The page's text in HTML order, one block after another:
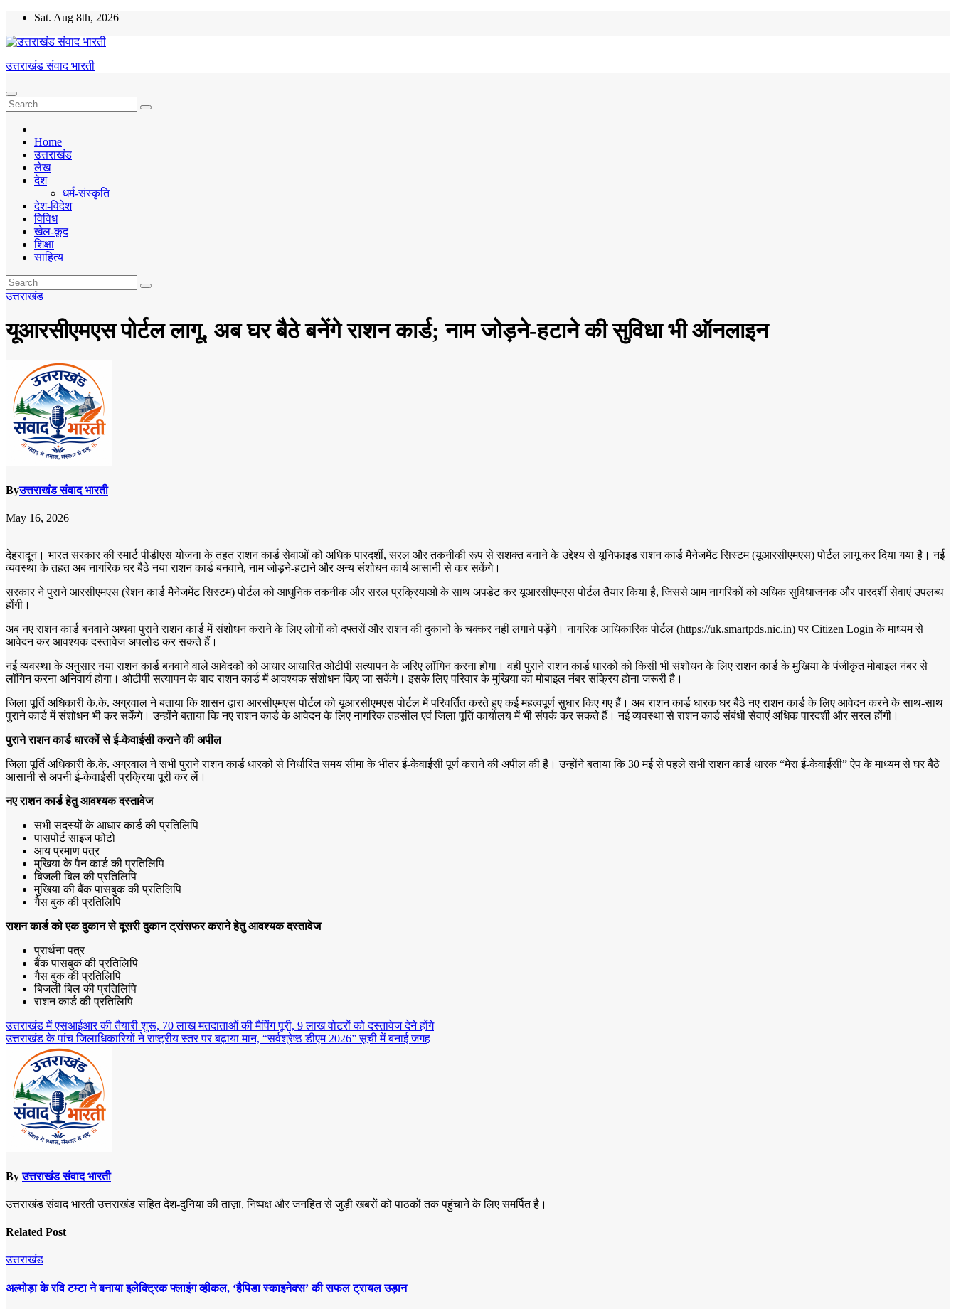
Skip
content
Sat. Aug 8th, 2026
उत्तराखंड संवाद भारती
Home
उत्तराखंड
लेख
देश
धर्म-संस्कृति
देश-विदेश
विविध
खेल-कूद
शिक्षा
साहित्य
उत्तराखंड
यूआरसीएमएस पोर्टल लागू, अब घर बैठे बनेंगे राशन कार्ड; नाम जोड़ने-हटाने की सुविधा भी ऑनलाइन
Byउत्तराखंड संवाद भारती
May 16, 2026
देहरादून। भारत सरकार की स्मार्ट पीडीएस योजना के तहत राशन कार्ड सेवाओं को अधिक पारदर्शी, सरल और तकनीकी रूप से सशक्त बनाने के उद्देश्य से यूनिफाइड राशन कार्ड मैनेजमेंट सिस्टम (यूआरसीएमएस) पोर्टल लागू कर दिया गया है। नई
व्यवस्था के तहत अब नागरिक घर बैठे नया राशन कार्ड बनवाने, नाम जोड़ने-हटाने और अन्य संशोधन कार्य आसानी से कर सकेंगे।
सरकार ने पुराने आरसीएमएस (रेशन कार्ड मैनेजमेंट सिस्टम) पोर्टल को आधुनिक तकनीक और सरल प्रक्रियाओं के साथ अपडेट कर यूआरसीएमएस पोर्टल तैयार किया है, जिससे आम नागरिकों को अधिक सुविधाजनक और पारदर्शी सेवाएं उपलब्ध
होंगी।
अब नए राशन कार्ड बनवाने अथवा पुराने राशन कार्ड में संशोधन कराने के लिए लोगों को दफ्तरों और राशन की दुकानों के चक्कर नहीं लगाने पड़ेंगे। नागरिक आधिकारिक पोर्टल (https://uk.smartpds.nic.in) पर Citizen Login के माध्यम से
आवेदन कर आवश्यक दस्तावेज अपलोड कर सकते हैं।
नई व्यवस्था के अनुसार नया राशन कार्ड बनवाने वाले आवेदकों को आधार आधारित ओटीपी सत्यापन के जरिए लॉगिन करना होगा। वहीं पुराने राशन कार्ड धारकों को किसी भी संशोधन के लिए राशन कार्ड के मुखिया के पंजीकृत मोबाइल नंबर से
लॉगिन करना अनिवार्य होगा। ओटीपी सत्यापन के बाद राशन कार्ड में आवश्यक संशोधन किए जा सकेंगे। इसके लिए परिवार के मुखिया का मोबाइल नंबर सक्रिय होना जरूरी है।
जिला पूर्ति अधिकारी के.के. अग्रवाल ने बताया कि शासन द्वारा आरसीएमएस पोर्टल को यूआरसीएमएस पोर्टल में परिवर्तित करते हुए कई महत्वपूर्ण सुधार किए गए हैं। अब राशन कार्ड धारक घर बैठे नए राशन कार्ड के लिए आवेदन करने के साथ-साथ
पुराने कार्ड में संशोधन भी कर सकेंगे। उन्होंने बताया कि नए राशन कार्ड के आवेदन के लिए नागरिक तहसील एवं जिला पूर्ति कार्यालय में भी संपर्क कर सकते हैं। नई व्यवस्था से राशन कार्ड संबंधी सेवाएं अधिक पारदर्शी और सरल होंगी।
पुराने राशन कार्ड धारकों से ई-केवाईसी कराने की अपील
जिला पूर्ति अधिकारी के.के. अग्रवाल ने सभी पुराने राशन कार्ड धारकों से निर्धारित समय सीमा के भीतर ई-केवाईसी पूर्ण कराने की अपील की है। उन्होंने बताया कि 30 मई से पहले सभी राशन कार्ड धारक “मेरा ई-केवाईसी” ऐप के माध्यम से घर बैठे
आसानी से अपनी ई-केवाईसी प्रक्रिया पूरी कर लें।
नए राशन कार्ड हेतु आवश्यक दस्तावेज
सभी सदस्यों के आधार कार्ड की प्रतिलिपि
पासपोर्ट साइज फोटो
आय प्रमाण पत्र
मुखिया के पैन कार्ड की प्रतिलिपि
बिजली बिल की प्रतिलिपि
मुखिया की बैंक पासबुक की प्रतिलिपि
गैस बुक की प्रतिलिपि
राशन कार्ड को एक दुकान से दूसरी दुकान ट्रांसफर कराने हेतु आवश्यक दस्तावेज
प्रार्थना पत्र
बैंक पासबुक की प्रतिलिपि
गैस बुक की प्रतिलिपि
बिजली बिल की प्रतिलिपि
राशन कार्ड की प्रतिलिपि
Post
navigation
उत्तराखंड में एसआईआर की तैयारी शुरू, 70 लाख मतदाताओं की मैपिंग पूरी, 9 लाख वोटरों को दस्तावेज देने होंगे
उत्तराखंड के पांच जिलाधिकारियों ने राष्ट्रीय स्तर पर बढ़ाया मान, “सर्वश्रेष्ठ डीएम 2026” सूची में बनाई जगह
Byउत्तराखंड संवाद भारती
उत्तराखंड संवाद भारती उत्तराखंड सहित देश-दुनिया की ताज़ा, निष्पक्ष और जनहित से जुड़ी खबरों को पाठकों तक पहुंचाने के लिए समर्पित है।
Related Post
उत्तराखंड
अल्मोड़ा के रवि टम्टा ने बनाया इलेक्ट्रिक फ्लाइंग व्हीकल, ‘हैपिडा स्काइनेक्स’ की सफल ट्रायल उड़ान